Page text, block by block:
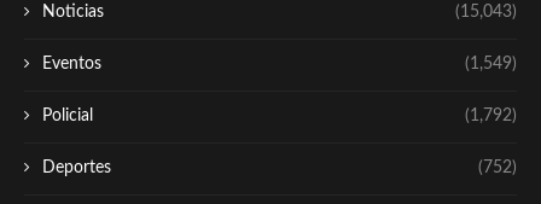
Noticias (15,043)
Eventos (1,549)
Policial (1,792)
Deportes (752)